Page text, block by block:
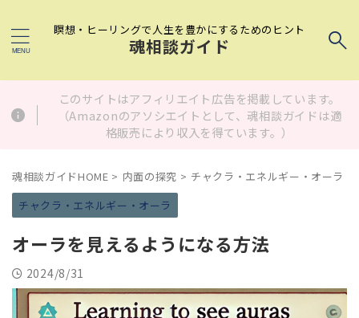
瞑想・ヒーリングで人生を豊かにするためのヒント
魂相談ガイド
このサイトはアフィリエイト広告を掲載しています。
（Amazonのアソシエイトとして、魂相談ガイドは適
格販売により収入を得ています。）
魂相談ガイドHOME > 内面の探究 > チャクラ・エネルギー・オーラ
チャクラ・エネルギー・オーラ
オーラを見えるようになる方法
2024/8/31